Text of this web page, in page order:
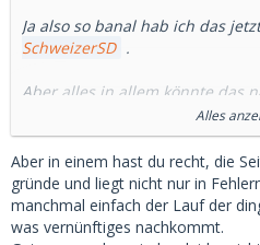
Ja also so banal hab ich das
SchweizerSD .
Aber alles in allem könnte das
Damit es wäre aber die Seite
solchen Geschäftsgebaren,
Traurig....
Alles
Aber in einem hast du recht, die
gründe und liegt nicht nur in
manchmal einfach der Lauf der
was vernünftiges nachkommt.